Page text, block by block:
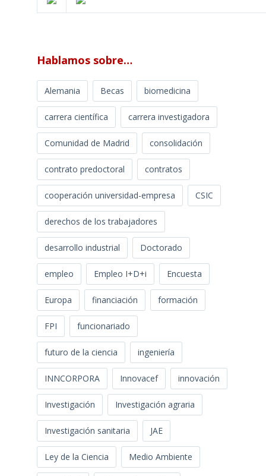
Hablamos sobre…
Alemania Becas biomedicina
carrera científica carrera investigadora
Comunidad de Madrid consolidación
contrato predoctoral contratos
cooperación universidad-empresa CSIC
derechos de los trabajadores
desarrollo industrial Doctorado
empleo Empleo I+D+i Encuesta
Europa financiación formación
FPI funcionariado
futuro de la ciencia ingeniería
INNCORPORA Innovacef innovación
Investigación Investigación agraria
Investigación sanitaria JAE
Ley de la Ciencia Medio Ambiente